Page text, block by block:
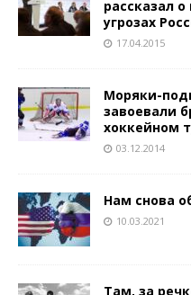
рассказал
угрозах
17.04.2015
Моряки-
завоевали
хоккейном
03.12.2014
Нам снова
10.03.2021
Там, за